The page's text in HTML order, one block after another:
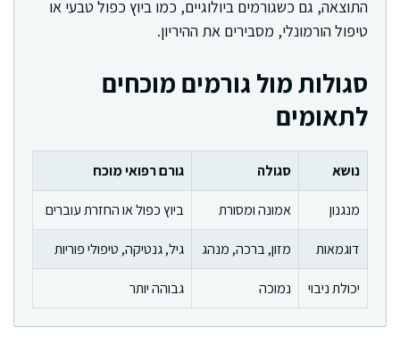
התוצאה, גם כשגורמים ביולוגיים, כמו ביוץ כפול טבעי או
טיפול הורמונלי, מסבירים את ההיריון.
סגולות מול גורמים מוכחים
לתאומים
נושא סגולה
גורם רפואי מוכח
מנגנון
אמונה ומסורת
ביוץ כפול או החזרת עוברים
דוגמאות
מזון, ברכה, מנהג
גיל, גנטיקה, טיפולי פוריות
יכולת ניבוי
נמוכה גבוהה יותר